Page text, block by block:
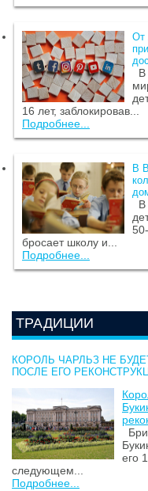
От
В
16 лет, заблокировав...
Подробнее...
В
В
бросает школу и...
Подробнее...
ТРАДИЦИИ
КОРОЛЬ ЧАРЛЬЗ НЕ
ПОСЛЕ ЕГО
его
следующем...
Подробнее...